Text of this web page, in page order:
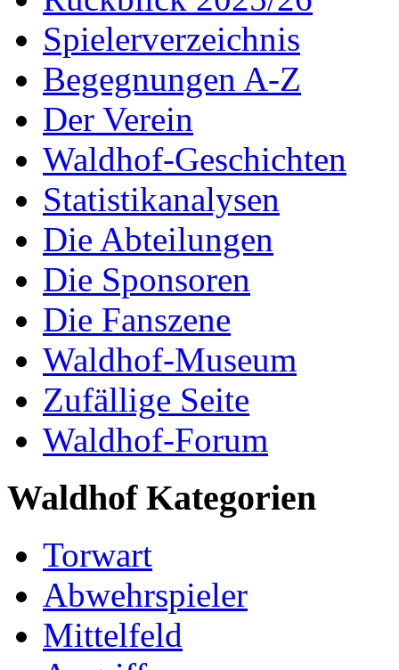
Spielerverzeichnis
Begegnungen A-Z
Der Verein
Waldhof-Geschichten
Statistikanalysen
Die Abteilungen
Die Sponsoren
Die Fanszene
Waldhof-Museum
Zufällige Seite
Waldhof-Forum
Waldhof Kategorien
Torwart
Abwehrspieler
Mittelfeld